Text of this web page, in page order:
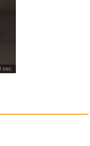
Cyrus:
sec.